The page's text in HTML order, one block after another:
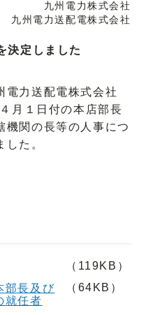
九州電力株式会社
九州電力送配電株式会社
決定しました
力送配電株式会社
月１日付の本店部長
機関の長等の人事につ
た。
（119KB）
部長及び
就任者
（64KB）